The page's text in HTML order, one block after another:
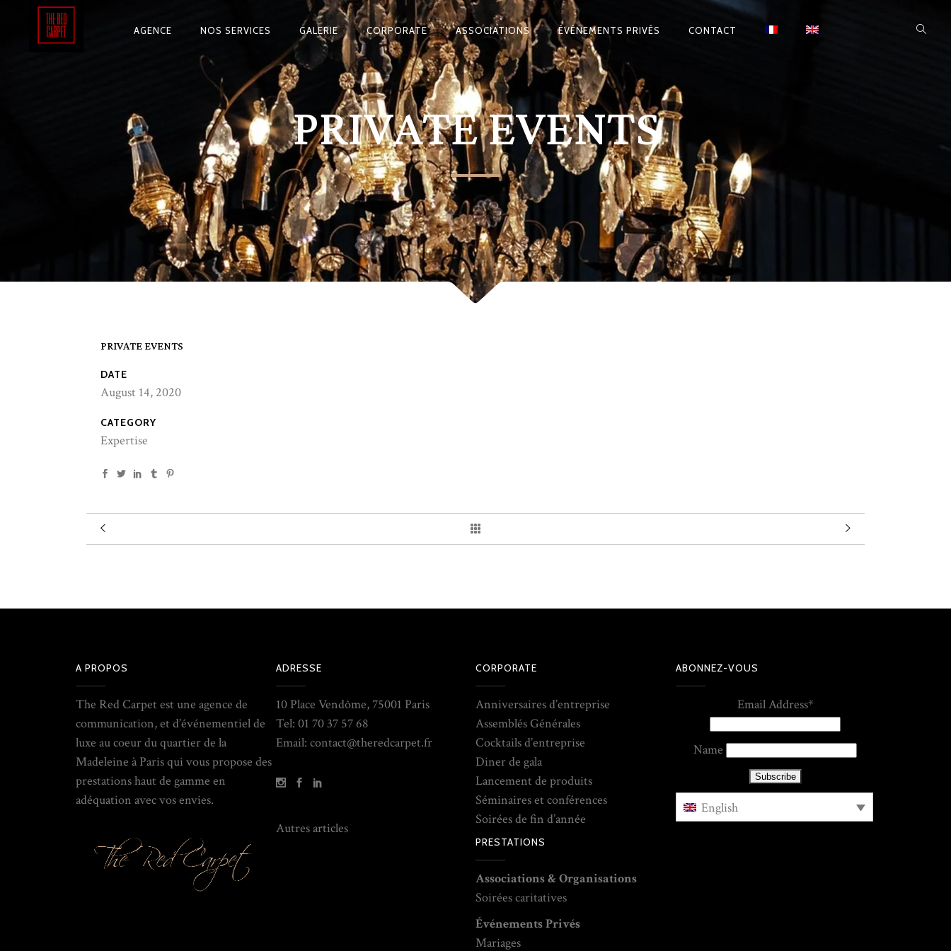
AGENCE NOS SERVICES GALERIE CORPORATE ASSOCIATIONS ÉVÉNEMENTS PRIVÉS CONTACT
PRIVATE EVENTS
PRIVATE EVENTS
DATE
August 14, 2020
CATEGORY
Expertise
A PROPOS
The Red Carpet est une agence de
communication, et d’événementiel de
luxe au coeur du quartier de la
Madeleine à Paris qui vous propose des
prestations haut de gamme en
adéquation avec vos envies.
ADRESSE
10 Place Vendôme, 75001 Paris
Tel: 01 70 37 57 68
Email: contact@theredcarpet.fr
Autres articles
CORPORATE
Anniversaires d’entreprise
Assemblés Générales
Cocktails d’entreprise
Diner de gala
Lancement de produits
Séminaires et conférences
Soirées de fin d’année
PRESTATIONS
Associations & Organisations
Soirées caritatives
Événements Privés
Mariages
ABONNEZ-VOUS
Email Address*
Name
English